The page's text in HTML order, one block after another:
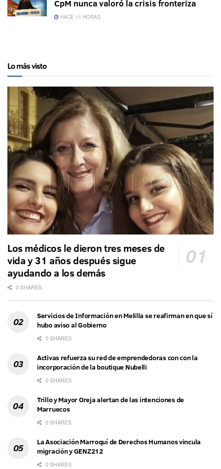
CpM nunca valoró la crisis fronteriza
HACE 11 HORAS
Lo más visto
Los médicos le dieron tres meses de
vida y 31 años después sigue
ayudando a los demás
0 SHARES
Servicios de Información en Melilla se reafirman en que sí
hubo aviso al Gobierno
0 SHARES
Activas refuerza su red de emprendedoras con con la
incorporación de la boutique Nubelli
0 SHARES
Trillo y Mayor Oreja alertan de las intenciones de
Marruecos
0 SHARES
La Asociación Marroquí de Derechos Humanos vincula
migración y GENZ212
0 SHARES